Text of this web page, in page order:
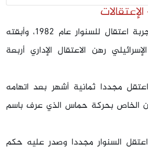
كانت أول تجربة اعتقال للسنوار عام 1982، وأبقته
رهن الاعتقال الإداري أربعة
عام 1985 اعتقل مجددا ثمانية أشهر بعد اتهامه
الخاص بحركة حماس الذي عرف باسم
1988، اعتقل السنوار مجددا وصدر عليه حكم